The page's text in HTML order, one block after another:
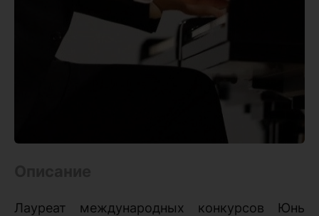
Лауреат международных конкурсов Юнь